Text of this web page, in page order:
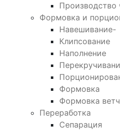
Производство
Формовка и
Навешивание-
Клипсование
Наполнение
Формовка
Формовка
Переработка
Сепарация